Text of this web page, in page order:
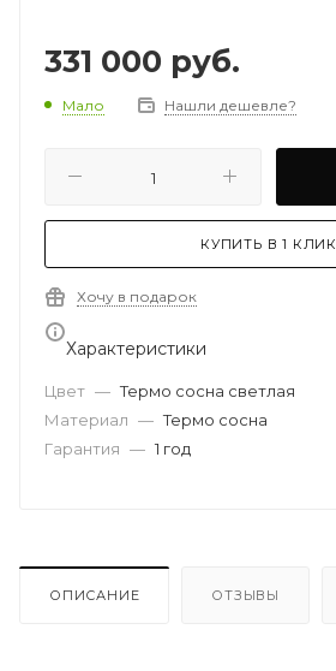
331 000 руб.
Мало Нашли дешевле?
КУПИТЬ В 1 КЛИК
Хочу в подарок
Характеристики
Цвет — Термо сосна светлая
Материал — Термо сосна
Гарантия — 1 год
ОПИСАНИЕ ОТЗЫВЫ